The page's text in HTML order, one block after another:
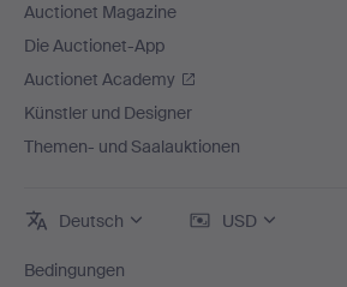
Auctionet Magazine
Die Auctionet-App
Auctionet Academy
Künstler und Designer
Themen- und Saalauktionen
Deutsch USD
Bedingungen